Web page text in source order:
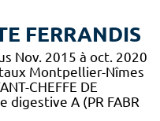
FERRANDIS
Nov. 2015 à oct. 2020
Montpellier-Nîmes
CHEFFE DE
digestive A (PR FABR